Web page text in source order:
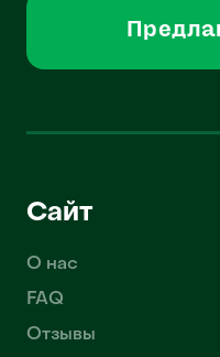
Сайт
О нас
FAQ
Отзывы